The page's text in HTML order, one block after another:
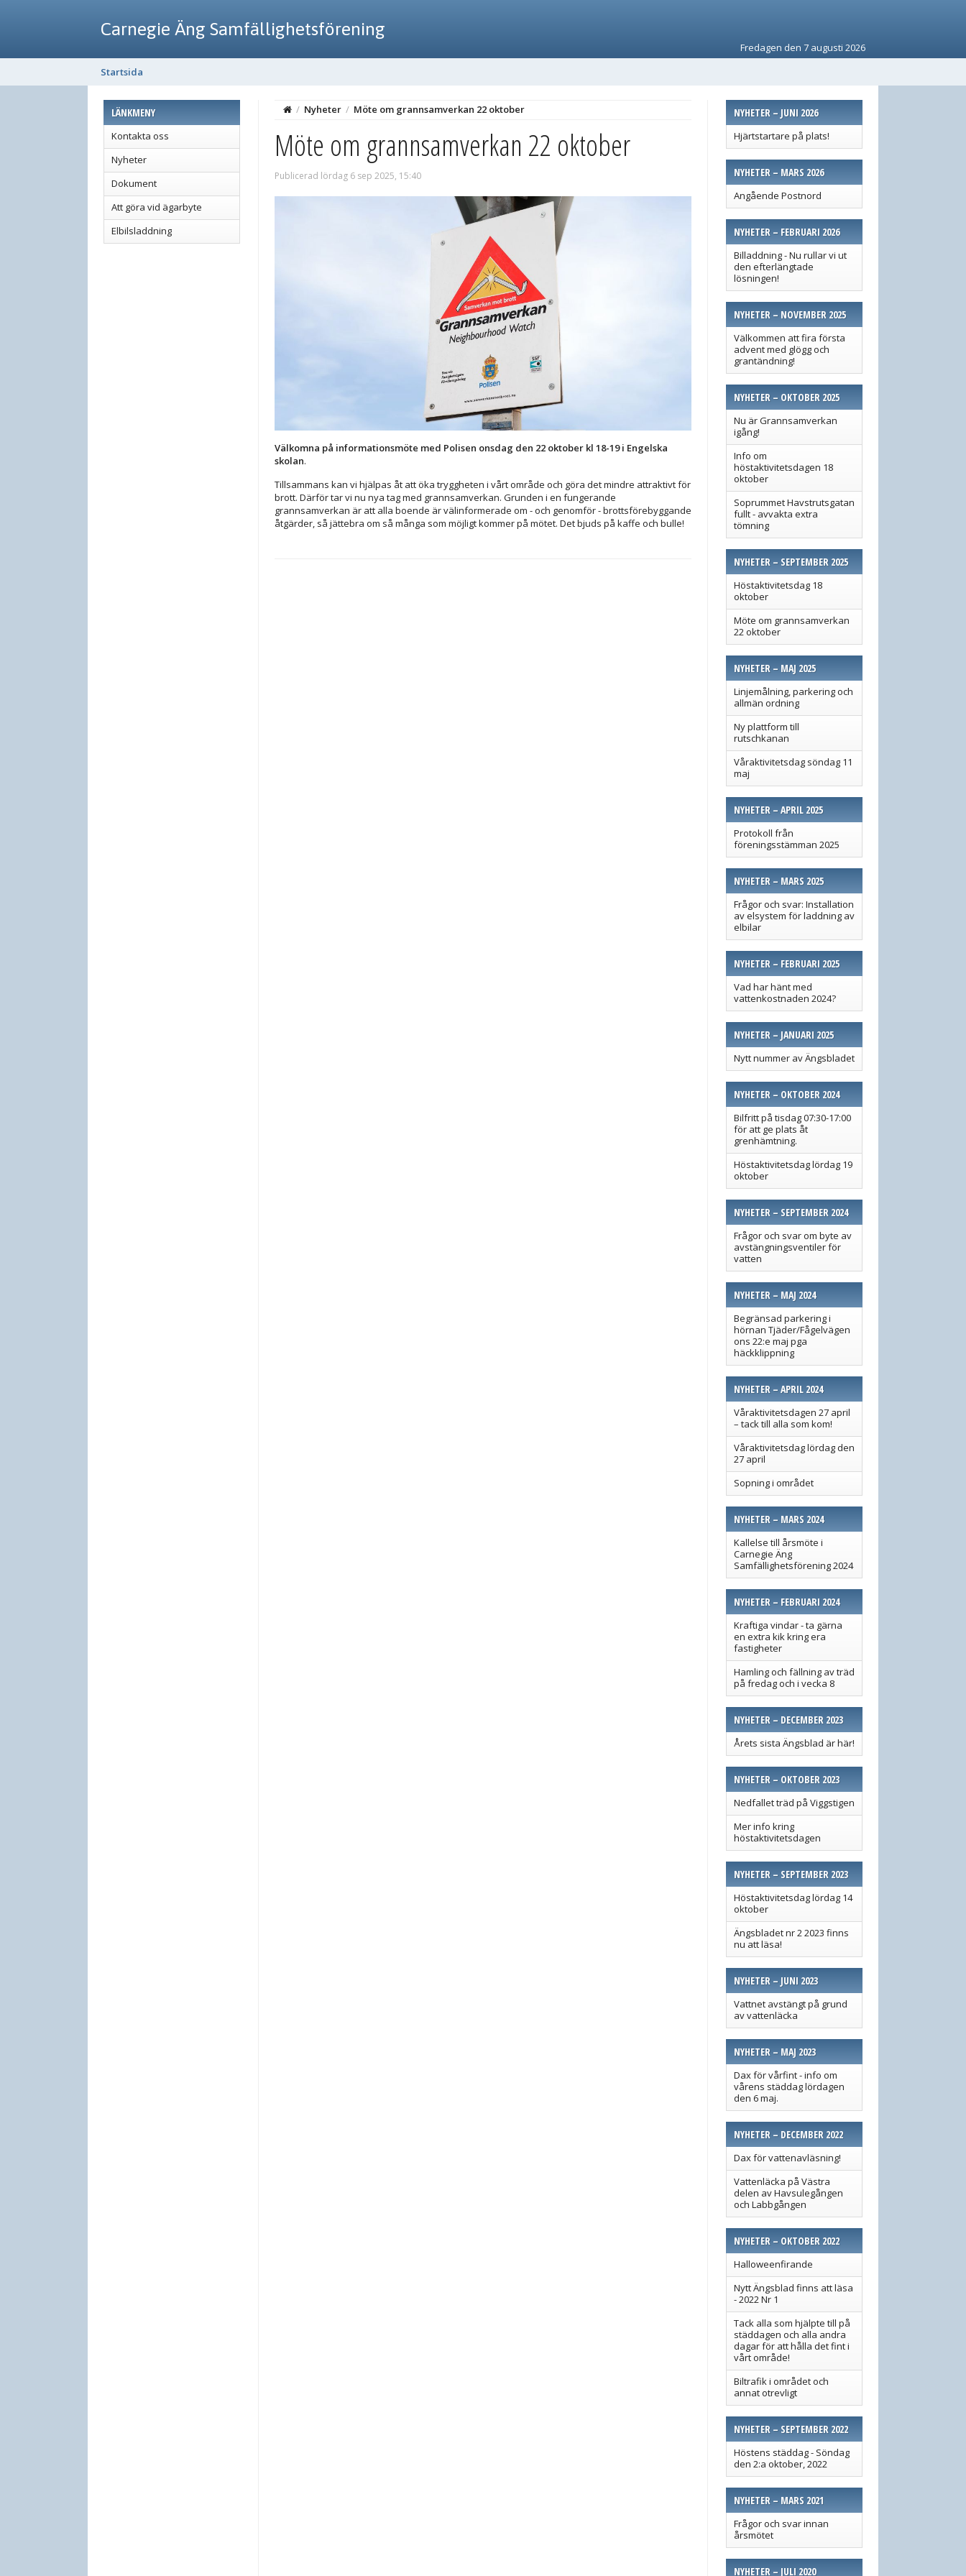
Carnegie Äng Samfällighetsförening
Fredagen den 7 augusti 2026
Startsida
LÄNKMENY
Kontakta oss
Nyheter
Dokument
Att göra vid ägarbyte
Elbilsladdning
NYHETER – JUNI 2026
Hjärtstartare på plats!
NYHETER – MARS 2026
Angående Postnord
NYHETER – FEBRUARI 2026
Billaddning - Nu rullar vi ut
den efterlängtade
lösningen!
NYHETER – NOVEMBER 2025
Välkommen att fira första
advent med glögg och
grantändning!
NYHETER – OKTOBER 2025
Nu är Grannsamverkan
igång!
Info om
höstaktivitetsdagen 18
oktober
Soprummet Havstrutsgatan
fullt - avvakta extra
tömning
NYHETER – SEPTEMBER 2025
Höstaktivitetsdag 18
oktober
Möte om grannsamverkan
22 oktober
NYHETER – MAJ 2025
Linjemålning, parkering och
allmän ordning
Ny plattform till
rutschkanan
Våraktivitetsdag söndag 11
maj
NYHETER – APRIL 2025
Protokoll från
föreningsstämman 2025
NYHETER – MARS 2025
Frågor och svar: Installation
av elsystem för laddning av
elbilar
NYHETER – FEBRUARI 2025
Vad har hänt med
vattenkostnaden 2024?
NYHETER – JANUARI 2025
Nytt nummer av Ängsbladet
NYHETER – OKTOBER 2024
Bilfritt på tisdag 07:30-17:00
för att ge plats åt
grenhämtning.
Höstaktivitetsdag lördag 19
oktober
NYHETER – SEPTEMBER 2024
Frågor och svar om byte av
avstängningsventiler för
vatten
NYHETER – MAJ 2024
Begränsad parkering i
hörnan Tjäder/Fågelvägen
ons 22:e maj pga
häckklippning
NYHETER – APRIL 2024
Våraktivitetsdagen 27 april
– tack till alla som kom!
Våraktivitetsdag lördag den
27 april
Sopning i området
NYHETER – MARS 2024
Kallelse till årsmöte i
Carnegie Äng
Samfällighetsförening 2024
NYHETER – FEBRUARI 2024
Kraftiga vindar - ta gärna
en extra kik kring era
fastigheter
Hamling och fällning av träd
på fredag och i vecka 8
NYHETER – DECEMBER 2023
Årets sista Ängsblad är här!
NYHETER – OKTOBER 2023
Nedfallet träd på Viggstigen
Mer info kring
höstaktivitetsdagen
NYHETER – SEPTEMBER 2023
Höstaktivitetsdag lördag 14
oktober
Ängsbladet nr 2 2023 finns
nu att läsa!
NYHETER – JUNI 2023
Vattnet avstängt på grund
av vattenläcka
NYHETER – MAJ 2023
Dax för vårfint - info om
vårens städdag lördagen
den 6 maj.
NYHETER – DECEMBER 2022
Dax för vattenavläsning!
Vattenläcka på Västra
delen av Havsulegången
och Labbgången
NYHETER – OKTOBER 2022
Halloweenfirande
Nytt Ängsblad finns att läsa
- 2022 Nr 1
Tack alla som hjälpte till på
städdagen och alla andra
dagar för att hålla det fint i
vårt område!
Biltrafik i området och
annat otrevligt
NYHETER – SEPTEMBER 2022
Höstens städdag - Söndag
den 2:a oktober, 2022
NYHETER – MARS 2021
Frågor och svar innan
årsmötet
NYHETER – JULI 2020
/ Nyheter / Möte om grannsamverkan 22 oktober
Möte om grannsamverkan 22 oktober
Publicerad lördag 6 sep 2025, 15:40
Välkomna på informationsmöte med Polisen onsdag den 22 oktober kl 18-19 i Engelska
skolan.
Tillsammans kan vi hjälpas åt att öka tryggheten i vårt område och göra det mindre attraktivt för
brott. Därför tar vi nu nya tag med grannsamverkan. Grunden i en fungerande
grannsamverkan är att alla boende är välinformerade om - och genomför - brottsförebyggande
åtgärder, så jättebra om så många som möjligt kommer på mötet. Det bjuds på kaffe och bulle!